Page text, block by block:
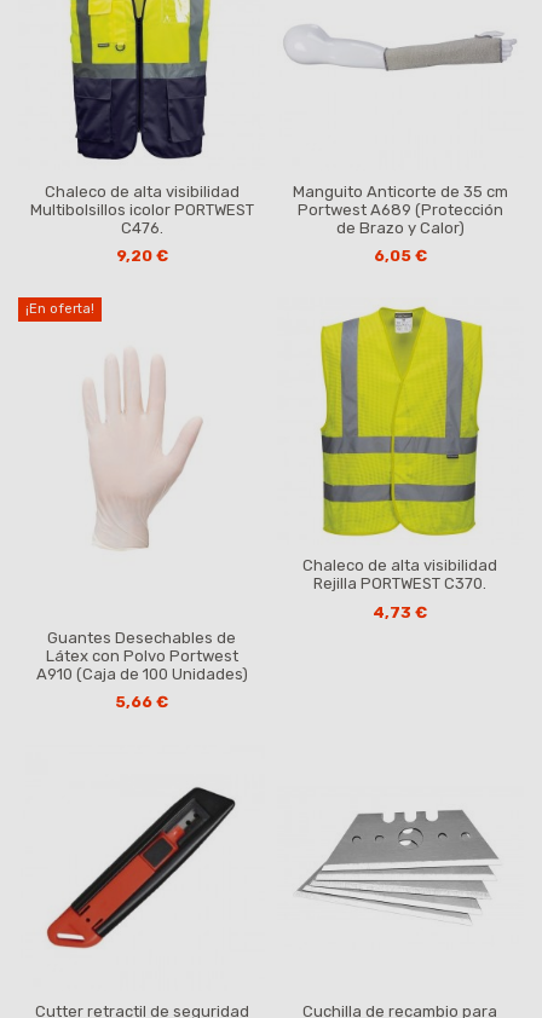
Chaleco de alta visibilidad
Multibolsillos icolor PORTWEST
C476.
9,20 €
Manguito Anticorte de 35 cm
Portwest A689 (Protección
de Brazo y Calor)
6,05 €
¡En oferta!
Guantes Desechables de
Látex con Polvo Portwest
A910 (Caja de 100 Unidades)
5,66 €
Chaleco de alta visibilidad
Rejilla PORTWEST C370.
4,73 €
Cutter retractil de seguridad
Cuchilla de recambio para